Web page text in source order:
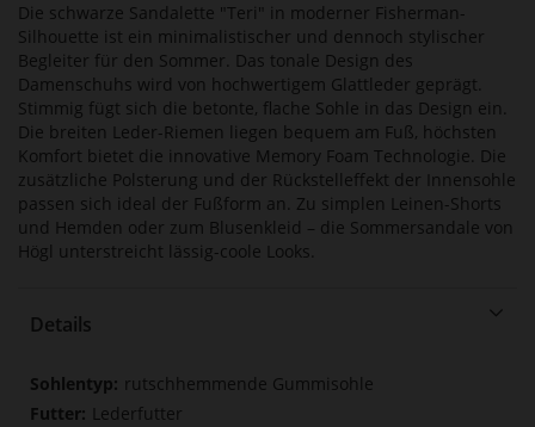
Die schwarze Sandalette "Teri" in moderner Fisherman-
Silhouette ist ein minimalistischer und dennoch stylischer
Begleiter für den Sommer. Das tonale Design des
Damenschuhs wird von hochwertigem Glattleder geprägt.
Stimmig fügt sich die betonte, flache Sohle in das Design ein.
Die breiten Leder-Riemen liegen bequem am Fuß, höchsten
Komfort bietet die innovative Memory Foam Technologie. Die
zusätzliche Polsterung und der Rückstelleffekt der Innensohle
passen sich ideal der Fußform an. Zu simplen Leinen-Shorts
und Hemden oder zum Blusenkleid – die Sommersandale von
Högl unterstreicht lässig-coole Looks.
Details
Mehr
Informationen
rutschhemmende Gummisohle
Lederfutter